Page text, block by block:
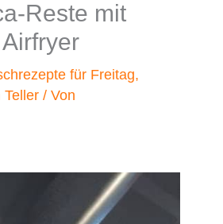
Reste mit
für Freitag,
Teller / Von